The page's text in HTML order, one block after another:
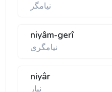
نيامگر
niyâm-gerî
نيامگری
niyâr
نيار